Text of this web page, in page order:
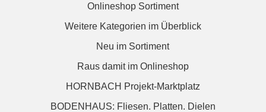
Onlineshop Sortiment
Weitere Kategorien im Überblick
Neu im Sortiment
Raus damit im Onlineshop
HORNBACH Projekt-Marktplatz
BODENHAUS: Fliesen. Platten. Dielen